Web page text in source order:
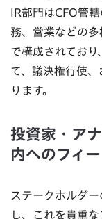
IR部門はCFO管
務、営業などの
で構成されており
て、議決権行使
ります。
投資家・ア
内へのフィ
ステークホルダ
し、これを貴重